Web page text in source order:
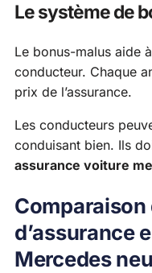
Le système de
Le bonus-malus aide
conducteur. Chaque
prix de l’assurance.
Les conducteurs
conduisant bien. Ils
assurance voiture
d’assurance
Mercedes